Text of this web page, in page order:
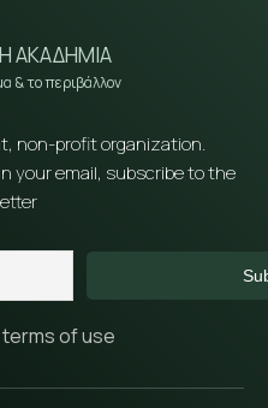
ΑΚΑΔΗΜΙΑ
& το περιβάλλον
non-profit organization.
your email, subscribe to the
of use